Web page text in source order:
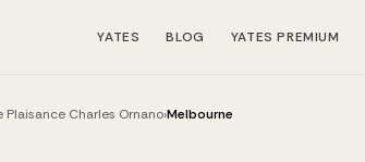
YATES BLOG YATES PREMIUM
Plaisance Charles Ornano›Melbourne